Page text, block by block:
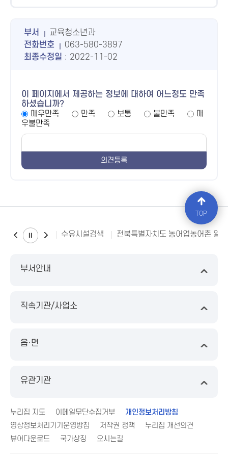
부서
교육청소년과
전화번호
063-580-3897
최종수정일 : 2022-11-02
이 페이지에서 제공하는 정보에 대하여 어느정도 만족
하셨습니까?
매우만족
만족 보통 불만족
매
우불만족
수유시설검색 전북특별자치도 농어업농어촌 일
부서안내
직속기관/사업소
읍·면
유관기관
누리집 지도 이메일무단수집거부
개인정보처리방침
영상정보처리기기운영방침
저작권 정책
누리집 개선의견
뷰어다운로드
국가상징 오시는길
TOP